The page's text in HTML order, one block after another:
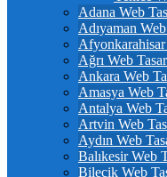
Adana Web
Adıyaman
Afyonkarahisar
Ağrı Web
Ankara Web
Amasya Web
Antalya Web
Artvin Web
Aydın Web
Balıkesir Web
Bilecik Web